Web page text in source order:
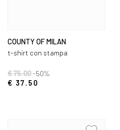
COUNTY OF MILAN
t-shirt con stampa
€ 75.00-50%
€ 37.50